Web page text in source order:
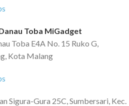
Toba MiGadget
Toba E4A No. 15 Ruko G,
Kota Malang
Sigura-Gura 25C, Sumbersari, Kec.